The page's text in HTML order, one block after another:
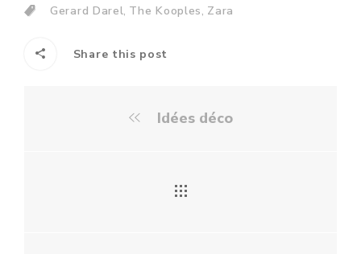
Gerard Darel, The Kooples, Zara
Share this post
Idées déco